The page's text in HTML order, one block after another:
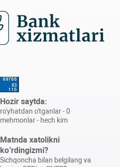
Hozir saytda:
ro'yhatdan o'tganlar - 0
mehmonlar - hech kim
Matnda xatolikni
ko’rdingizmi?
Sichqoncha bilan belgilang va